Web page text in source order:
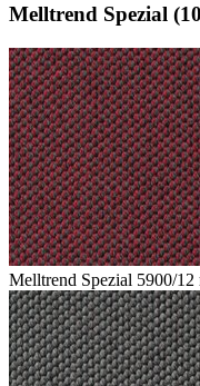
Melltrend Spezial
Melltrend Spezial 5900/12